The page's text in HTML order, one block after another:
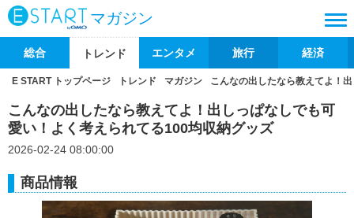
マガジン
総合 トレンド エンタメ 旅行 経済
E START トップページ トレンド マガジン こんなの出したなら教えてよ！
こんなの出したなら教えてよ！出しっぱなしでも可
愛い！よく考えられてる100均収納グッズ
2026-02-24 08:00:00
商品情報